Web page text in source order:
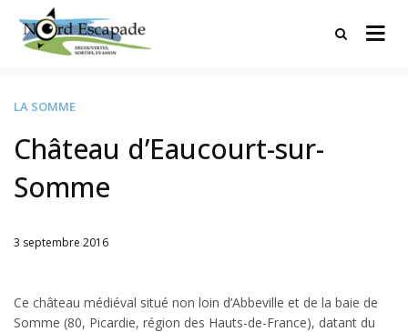
Tourisme et randonnées en Hauts
LA SOMME
Château d’Eaucourt-sur-
Somme
Written
3 septembre 2016
Ce château médiéval situé non loin d’Abbeville et de la baie de
Somme (80, Picardie, région des Hauts-de-France), datant du